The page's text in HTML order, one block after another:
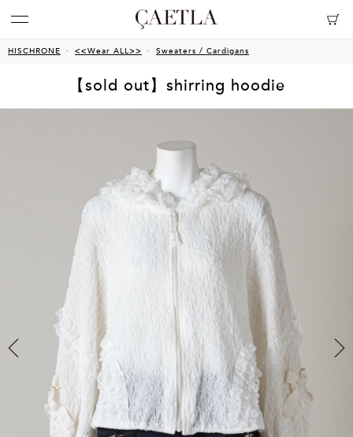
HISCHRONE <<Wear ALL>> Sweaters / Cardigans
【sold out】shirring hoodie